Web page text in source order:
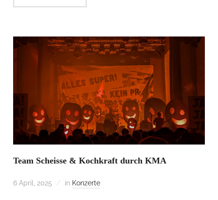
Team Scheisse & Kochkraft durch KMA
6 April, 2025 in Konzerte